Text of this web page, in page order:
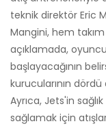
teknik direktör Eric
Mangini, hem
açıklamada,
başlayacağının
kurucularının
Ayrıca, Jets'in
sağlamak için